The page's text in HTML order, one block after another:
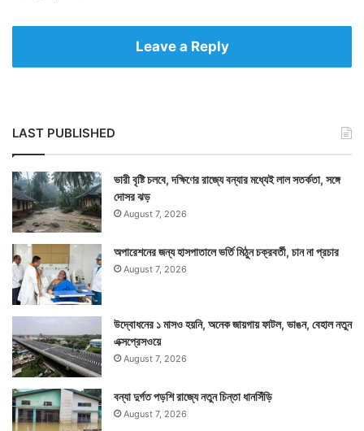
Leave a Reply
LAST PUBLISHED
ভারী বৃষ্টি চলবে, দক্ষিণের রাজ্যে বন্যার মধ্যেই লাল সতর্কতা, সঙ্গে
দোসর ঝড়
August 7, 2026
অপারেশনের জন্য হাসপাতালে ভর্তি মিঠুন চক্রবর্তী, চান না প্রচার
August 7, 2026
উদ্বোধনের ১ মাসও হয়নি, অনেক জায়গায় ফাটল, ভাঙন, বেহাল নতুন
এক্সপ্রেসওয়ে
August 7, 2026
বন্যা দুর্গত পড়শি রাজ্যে নতুন চিন্তা ধানসিঁড়ি
August 7, 2026